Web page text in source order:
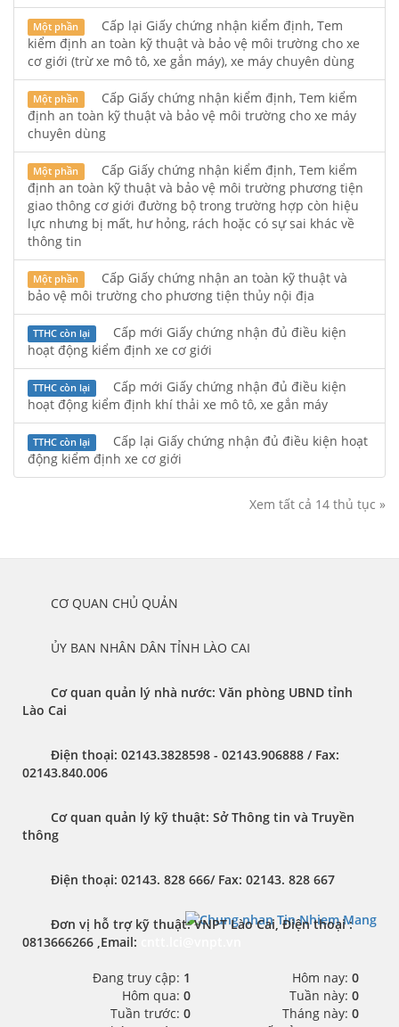
Một phần
Cấp lại Giấy chứng nhận kiểm định, Tem
kiểm định an toàn kỹ thuật và bảo vệ môi trường cho xe
cơ giới (trừ xe mô tô, xe gắn máy), xe máy chuyên dùng
Một phần
Cấp Giấy chứng nhận kiểm định, Tem kiểm
định an toàn kỹ thuật và bảo vệ môi trường cho xe máy
chuyên dùng
Một phần
Cấp Giấy chứng nhận kiểm định, Tem kiểm
định an toàn kỹ thuật và bảo vệ môi trường phương tiện
giao thông cơ giới đường bộ trong trường hợp còn hiệu
lực nhưng bị mất, hư hỏng, rách hoặc có sự sai khác về
thông tin
Một phần
Cấp Giấy chứng nhận an toàn kỹ thuật và
bảo vệ môi trường cho phương tiện thủy nội địa
TTHC còn lại
Cấp mới Giấy chứng nhận đủ điều kiện
hoạt động kiểm định xe cơ giới
TTHC còn lại
Cấp mới Giấy chứng nhận đủ điều kiện
hoạt động kiểm định khí thải xe mô tô, xe gắn máy
TTHC còn lại
Cấp lại Giấy chứng nhận đủ điều kiện hoạt
động kiểm định xe cơ giới
Xem tất cả 14 thủ tục »
	CƠ QUAN CHỦ QUẢN
	ỦY BAN NHÂN DÂN TỈNH LÀO CAI
Cơ quan quản lý nhà nước: Văn phòng UBND tỉnh
Lào Cai
Điện thoại: 02143.3828598 - 02143.906888 / Fax:
02143.840.006
Cơ quan quản lý kỹ thuật: Sở Thông tin và Truyền
thông
Điện thoại: 02143. 828 666/ Fax: 02143. 828 667
Đơn vị hỗ trợ kỹ thuật: VNPT Lào Cai,
Điện thoại :
0813666266 ,Email:
Đang truy cập: 1 Hôm nay: 0
Hôm qua: 0 Tuần này: 0
Tuần trước: 0 Tháng này: 0